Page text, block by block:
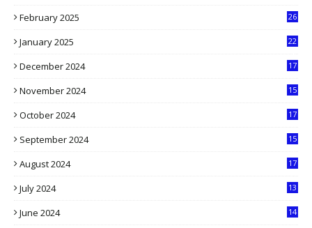
February 2025
26
January 2025
22
December 2024
17
November 2024
15
October 2024
17
September 2024
15
August 2024
17
July 2024
13
June 2024
14